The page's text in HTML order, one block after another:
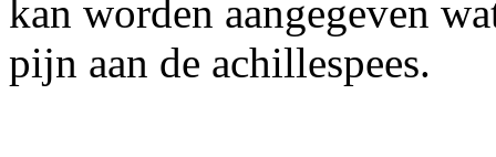
kan worden aangegeven
pijn aan de achillespees.